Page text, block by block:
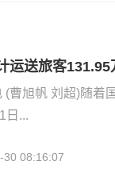
运送旅客131.95
(曹旭帆 刘超)随着
日...
30 08:16:07